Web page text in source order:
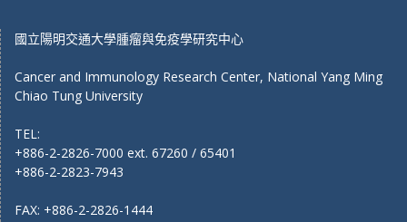
國立陽明交通大學腫瘤與免疫學研究中心
Cancer and Immunology Research Center, National Yang Ming
Chiao Tung University
TEL:
+886-2-2826-7000 ext. 67260 / 65401
+886-2-2823-7943
FAX: +886-2-2826-1444